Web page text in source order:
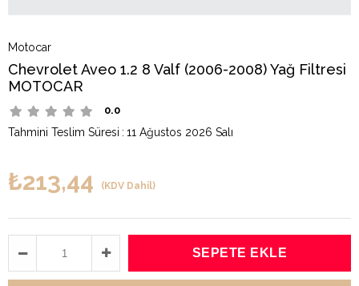
Motocar
Chevrolet Aveo 1.2 8 Valf (2006-2008) Yağ Filtresi
MOTOCAR
0.0
Tahmini Teslim Süresi : 11 Ağustos 2026 Salı
₺213,44 (KDV Dahil)